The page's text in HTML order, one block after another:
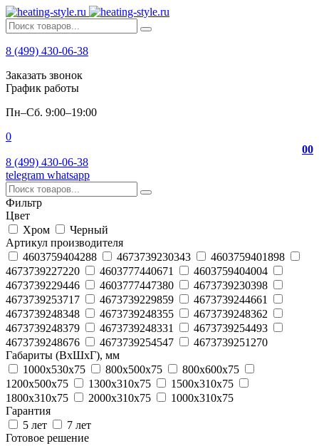
8 (499) 430-06-38
Заказать звонок
График работы
Пн–Сб. 9:00–19:00
0
00
8 (499) 430-06-38
telegram whatsapp
Фильтр
Цвет
Хром
Черный
Артикул производителя
4603759404288
4673739230343
4603759401898
4673739227220
4603777440671
4603759404004
4673739229446
4603777447380
4673739230398
4673739253717
4673739229859
4673739244661
4673739248348
4673739248355
4673739248362
4673739248379
4673739248331
4673739254493
4673739248676
4673739254547
4673739251270
Габариты (ВхШхГ), мм
1000х530х75
800х500х75
800х600х75
1200х500х75
1300х310х75
1500х310х75
1800x310x75
2000х310х75
1000х310х75
Гарантия
5 лет
7 лет
Готовое решение